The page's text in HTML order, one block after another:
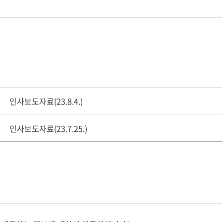
인사보도자료(23.8.4.)
인사보도자료(23.7.25.)